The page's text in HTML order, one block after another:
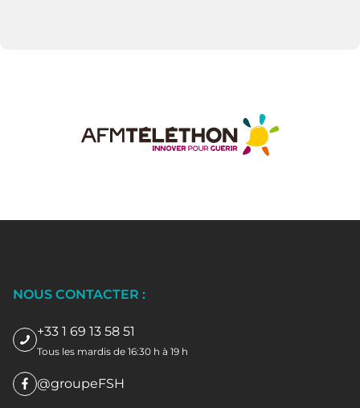
NOUS CONTACTER :
+33 1 69 13 58 51
Tous les mardis de 16:30 h à 19 h
@groupeFSH